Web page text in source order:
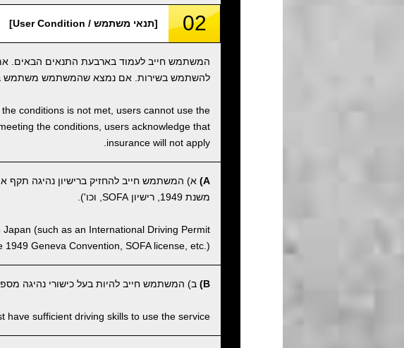
02 [תנאי משתמש / User Condition]
המשתמש חייב לעמוד בארבעת התנאים
להשתמש בשירות. אם נמצא שהמשתמש משתמש
conditions is not met, users cannot use the
the conditions, users acknowledge that
insurance will not apply.
A) א) המשתמש חייב להחזיק ברישיון נהיגה תקף
משנת 1949, רישיון SOFA, וכו').
(such as an International Driving Permit
1949 Geneva Convention, SOFA license, etc.).
B) ב) המשתמש חייב להיות בעל כישורי נהיגה
have sufficient driving skills to use the service.